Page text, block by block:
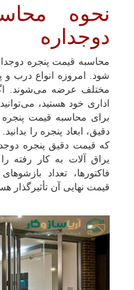
نحوه
دوجداره
محاسبه قیمت پنجره
شود. امروزه انواع درب و
مختلف عرضه می‌شوند.
اداری خود هستید،
برای محاسبه قیمت
دقیق، ابعاد پنجره را
که قیمت دقیق پنجره
یراق آلات به کار رفته
فاکتورها، تعداد
قیمت نهایی آن تأثیرگذار